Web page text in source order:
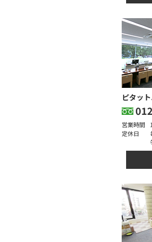
ピタッ
営業時間
定休日